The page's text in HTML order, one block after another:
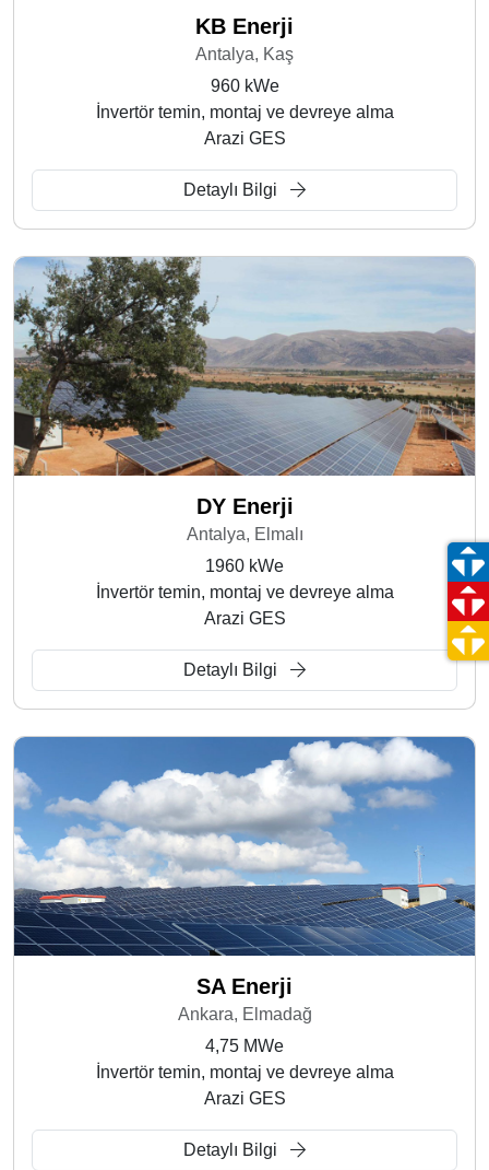
KB Enerji
Antalya, Kaş
960 kWe
İnvertör temin, montaj ve devreye alma
Arazi GES
Detaylı Bilgi
DY Enerji
Antalya, Elmalı
1960 kWe
İnvertör temin, montaj ve devreye alma
Arazi GES
Detaylı Bilgi
SA Enerji
Ankara, Elmadağ
4,75 MWe
İnvertör temin, montaj ve devreye alma
Arazi GES
Detaylı Bilgi